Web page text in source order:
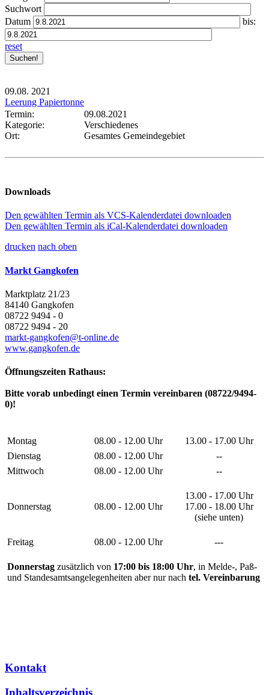
Suchwort
Datum
bis:
reset
09.08. 2021
Leerung Papiertonne
Termin:
09.08.2021
Kategorie:
Verschiedenes
Ort:
Gesamtes Gemeindegebiet
Downloads
Den gewählten Termin als VCS-Kalenderdatei downloaden
Den gewählten Termin als iCal-Kalenderdatei downloaden
drucken nach oben
Markt Gangkofen
Marktplatz 21/23
84140 Gangkofen
08722 9494 - 0
08722 9494 - 20
markt-gangkofen@t-online.de
www.gangkofen.de
Öffnungszeiten Rathaus:
Bitte vorab unbedingt einen Termin vereinbaren (08722/9494-
0)!
Montag 08.00 - 12.00 Uhr
13.00 - 17.00 Uhr
Dienstag
08.00 - 12.00 Uhr
--
Mittwoch
08.00 - 12.00 Uhr --
Donnerstag 08.00 - 12.00 Uhr
13.00 - 17.00 Uhr
17.00 - 18.00 Uhr
(siehe unten)
Freitag 08.00 - 12.00 Uhr ---
Donnerstag zusätzlich von 17:00 bis 18:00 Uhr, in Melde-, Paß-
und Standesamtsangelegenheiten aber nur nach tel. Vereinbarung
Kontakt
Inhaltsverzeichnis